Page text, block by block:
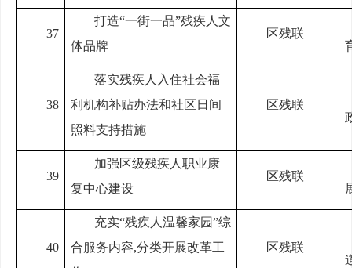
37
打造“一街一品”残疾人文
体品牌
区残联
38
落实残疾人入住社会福
利机构补贴办法和社区日间
照料支持措施
区残联
39
加强区级残疾人职业康
复中心建设
区残联
40
充实“残疾人温馨家园”综
合服务内容,分类开展改革工
区残联